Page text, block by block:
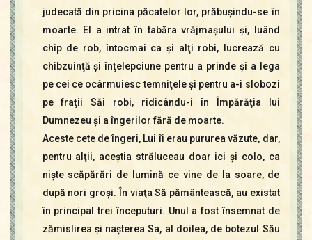
judecată din pricina păcatelor lor, prăbuşindu-se în
moarte. El a intrat în tabăra vrăjmaşului şi, luând
chip de rob, întocmai ca şi alţi robi, lucrează cu
chibzuinţă şi înţelepciune pentru a prinde şi a lega
pe cei ce ocârmuiesc temniţele şi pentru a-i slobozi
pe fraţii Săi robi, ridicându-i în Împărăţia lui
Dumnezeu şi a îngerilor fără de moarte.
Aceste cete de îngeri, Lui îi erau pururea văzute, dar,
pentru alţii, aceştia străluceau doar ici şi colo, ca
nişte scăpărări de lumină ce vine de la soare, de
după nori groşi. În viaţa Să pământească, au existat
în principal trei începuturi. Unul a fost însemnat de
zămislirea şi naşterea Sa, al doilea, de botezul Său